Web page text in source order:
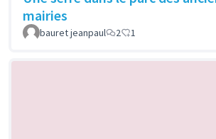
mairies
bauret jeanpaul 2 1